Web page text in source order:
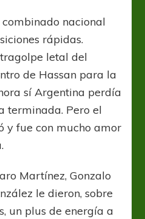
nacional
rápidas.
letal del
de Hassan para la
sí Argentina perdía
terminada. Pero el
y fue con mucho amor
Martínez, Gonzalo
le dieron, sobre
un plus de energía a